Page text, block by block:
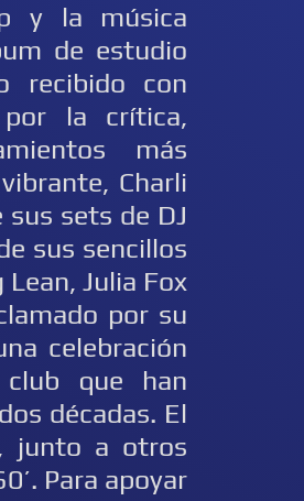
y la música
de estudio
recibido con
la crítica,
más
Charli
sets de DJ
sus sencillos
Julia Fox
por su
celebración
que han
décadas. El
junto a otros
Para apoyar